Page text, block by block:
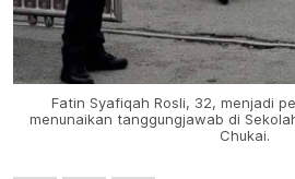
Fatin Syafiqah Rosli, 32, menjadi
menunaikan tanggungjawab di
Chukai.